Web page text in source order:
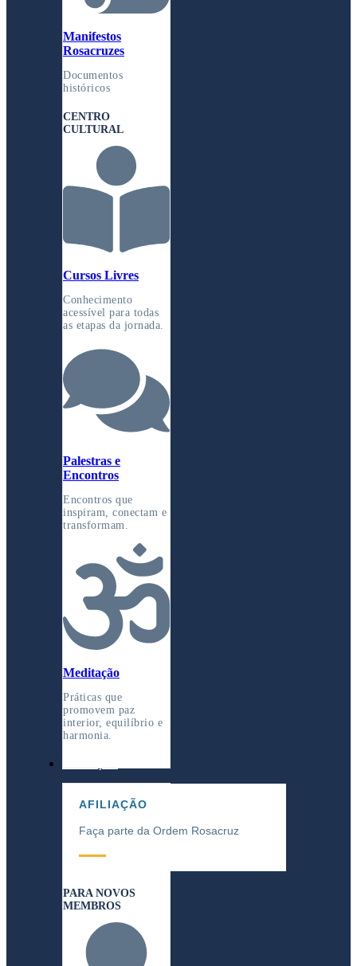
Manifestos
Rosacruzes
Documentos
históricos
CENTRO
CULTURAL
Cursos Livres
Conhecimento
acessível para todas
as etapas da jornada.
Palestras e
Encontros
Encontros que
inspiram, conectam e
transformam.
Meditação
Práticas que
promovem paz
interior, equilíbrio e
harmonia.
AFILIAÇÃO
Faça parte da Ordem Rosacruz
PARA NOVOS
MEMBROS